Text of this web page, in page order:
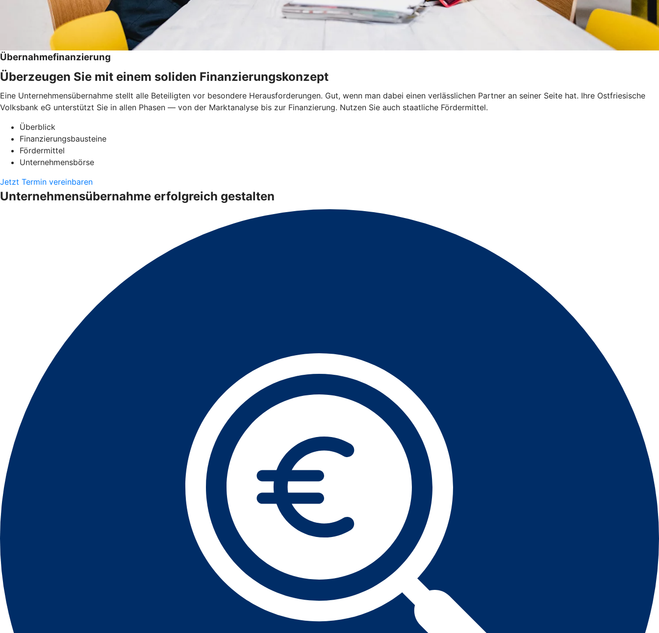
Übernahmefinanzierung
Überzeugen Sie mit einem soliden Finanzierungskonzept
Eine Unternehmensübernahme stellt alle Beteiligten vor besondere Herausforderungen. Gut, wenn man dabei einen verlässlichen Partner an seiner Seite hat. Ihre Ostfriesische
Volksbank eG unterstützt Sie in allen Phasen — von der Marktanalyse bis zur Finanzierung. Nutzen Sie auch staatliche Fördermittel.
Überblick
Finanzierungsbausteine
Fördermittel
Unternehmensbörse
Jetzt Termin vereinbaren
Unternehmensübernahme erfolgreich gestalten